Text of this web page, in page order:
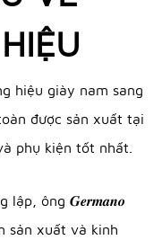
giày nam sang
được sản xuất tại
phụ kiện tốt nhất.
lập, ông 𝑮𝒆𝒓𝒎𝒂𝒏𝒐
sản xuất và kinh